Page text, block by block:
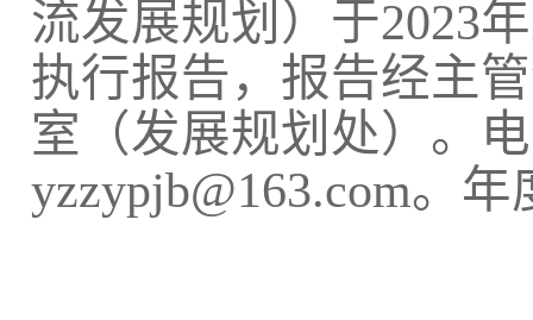
流发展规划） 于2023年
执行报告，报告经主
室（发展规划处）。
yzzypjb@163.com。